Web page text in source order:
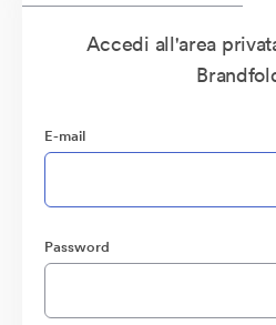
Accedi all'area
E-mail
Password